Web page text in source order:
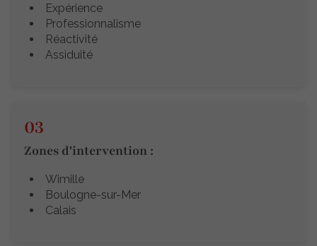
Expérience
Professionnalisme
Réactivité
Assiduité
Zones d'intervention :
Wimille
Boulogne-sur-Mer
Calais